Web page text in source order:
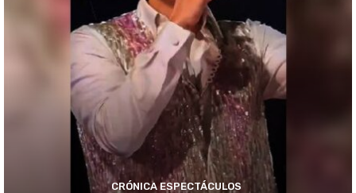
CRÓNICA ESPECTÁCULOS